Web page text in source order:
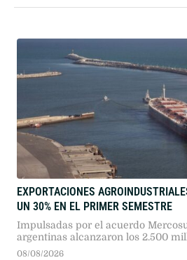
EXPORTACIONES
UN 30% EN EL PRIMER SEMESTRE
Impulsadas por el acuerdo
argentinas alcanzaron los 2.500
girasol, el tabaco y las legumbres
08/08/2026